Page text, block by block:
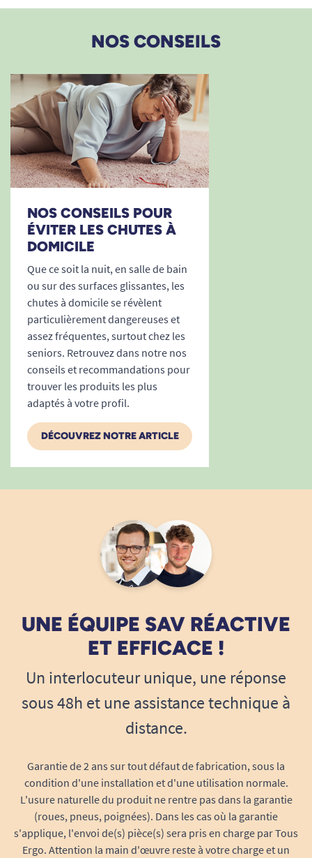
NOS CONSEILS
NOS CONSEILS POUR
ÉVITER LES CHUTES À
DOMICILE
Que ce soit la nuit, en salle de bain
ou sur des surfaces glissantes, les
chutes à domicile se révèlent
particulièrement dangereuses et
assez fréquentes, surtout chez les
seniors. Retrouvez dans notre nos
conseils et recommandations pour
trouver les produits les plus
adaptés à votre profil.
DÉCOUVREZ NOTRE ARTICLE
UNE ÉQUIPE SAV RÉACTIVE
ET EFFICACE !
Un interlocuteur unique, une réponse
sous 48h et une assistance technique à
distance.
Garantie de 2 ans sur tout défaut de fabrication, sous la
condition d'une installation et d'une utilisation normale.
L'usure naturelle du produit ne rentre pas dans la garantie
(roues, pneus, poignées). Dans les cas où la garantie
s'applique, l'envoi de(s) pièce(s) sera pris en charge par Tous
Ergo. Attention la main d'œuvre reste à votre charge et un